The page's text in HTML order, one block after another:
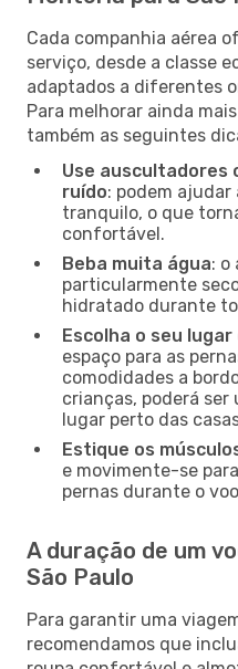
Cada companhia aérea
serviço, desde a classe
adaptados a diferentes
Para melhorar ainda
também as seguintes
Use auscultadores
ruído: podem
tranquilo, o que
confortável.
Beba muita água: o
particularmente
hidratado durante
Escolha o seu
espaço para as
comodidades a
crianças, poderá ser
lugar perto das
Estique os
e movimente-se
pernas durante o
A duração de um
São Paulo
Para garantir uma
recomendamos que